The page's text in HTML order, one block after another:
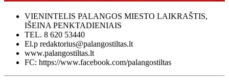
VIENINTELIS PALANGOS MIESTO LAIKRAŠTIS,
IŠEINA PENKTADIENIAIS
TEL. 8 620 53440
El.p redaktorius@palangostiltas.lt
www.palangostiltas.lt
FC: https://www.facebook.com/palangostiltas